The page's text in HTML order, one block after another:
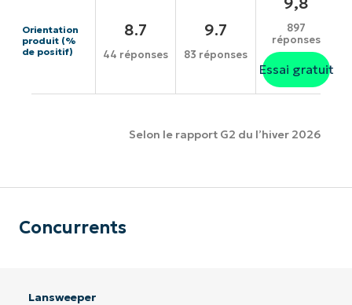
Orientation
produit (%
de positif)
8.7
44 réponses
9.7
83 réponses
897
réponses
Essai gratuit
Selon le rapport G2 du l’hiver 2026
Concurrents
Lansweeper